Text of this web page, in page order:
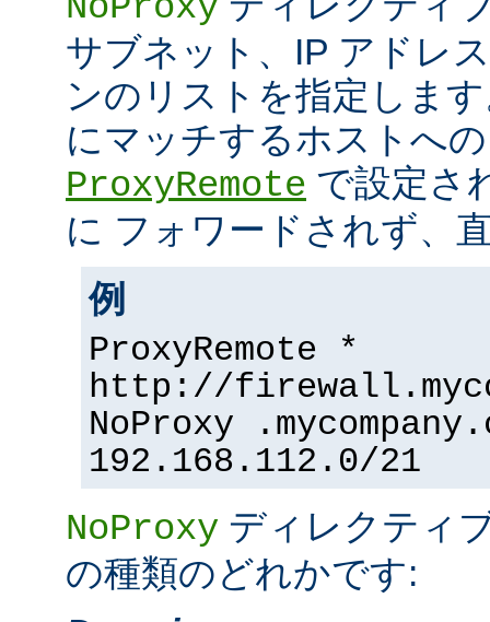
サブネット、IP アドレ
ンのリストを指定しま
にマッチするホストへ
ProxyRemote で設定さ
に フォワードされず、
例
ProxyRemote *
http://
NoProxy
192.168.112.0/21
NoProxy ディレクティ
の種類のどれかです: